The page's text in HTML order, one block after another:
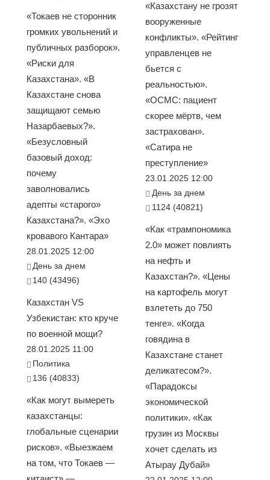
«Токаев не сторонник
громких увольнений и
публичных разборок».
«Риски для
Казахстана». «В
Казахстане снова
защищают семью
Назарбаевых?».
«Безусловный
базовый доход:
почему
заволновались
адепты «старого»
Казахстана?». «Эхо
кровавого Кантара»
28.01.2025 12:00
День за днем
140 (43496)
Казахстан VS
Узбекистан: кто круче
по военной мощи?
28.01.2025 11:00
Политика
136 (40833)
«Как могут вымереть
казахстанцы:
глобальные сценарии
рисков». «Выезжаем
на том, что Токаев —
«Казахстану не грозят
вооруженные
конфликты». «Рейтинг
управленцев не
бьется с
реальностью».
«ОСМС: пациент
скорее мёртв, чем
застрахован».
«Сатира не
преступление»
23.01.2025 12:00
День за днем
1124 (40821)
«Как «трампономика
2.0» может повлиять
на нефть и
Казахстан?». «Цены
на картофель могут
взлететь до 750
тенге». «Когда
говядина в
Казахстане станет
деликатесом?».
«Парадоксы
экономической
политики». «Как
грузин из Москвы
хочет сделать из
Атырау Дубай»